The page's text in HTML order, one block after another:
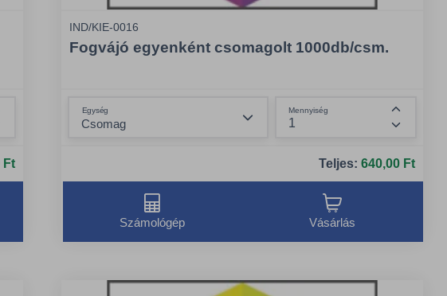
növelése
Ft
IND/KIE-0016
Fogvájó egyenként csomagolt 1000db/csm.
Egység Mennyiség
Összeg
Teljes: 640,00 Ft
Számológép Vásárlás